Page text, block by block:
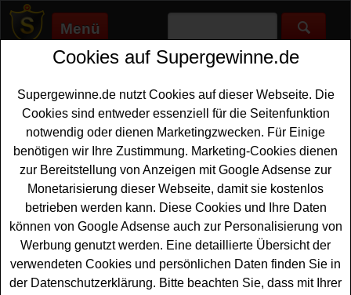
Menü
Supergewinne.de>Gewinnspiele>Sonstige Gewinnspiele
Anzeige:
Anzeige:
Vöslauer Gewinnspiel -
Untersetzer-Set gewinnen
Ein kostenloses Vöslauer Gewinnspiel für alle Gewinner,
die gern schöneAccessoires gewinnenmöchten.
Vöslauer verlost 200 farbenfrohe Untersetzer-Sets - und
mit etwas Glück können Sie diese coolen Accessoires
Cookies auf Supergewinne.de
Supergewinne.de nutzt Cookies auf dieser Webseite. Die
Cookies sind entweder essenziell für die Seitenfunktion
notwendig oder dienen Marketingzwecken. Für Einige
benötigen wir Ihre Zustimmung. Marketing-Cookies dienen
zur Bereitstellung von Anzeigen mit Google Adsense zur
Monetarisierung dieser Webseite, damit sie kostenlos
betrieben werden kann. Diese Cookies und Ihre Daten
können von Google Adsense auch zur Personalisierung von
Werbung genutzt werden. Eine detaillierte Übersicht der
verwendeten Cookies und persönlichen Daten finden Sie in
der Datenschutzerklärung. Bitte beachten Sie, dass mit Ihrer